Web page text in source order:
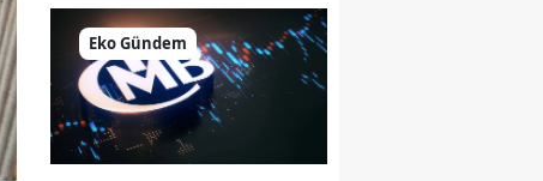
Eko Gündem